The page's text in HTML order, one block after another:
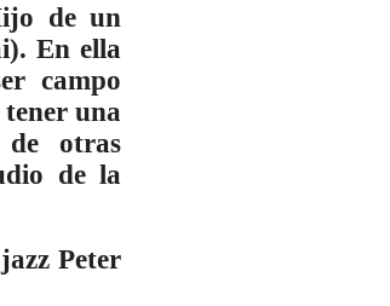
de un
En ella
campo
una
de otras
de la
Peter